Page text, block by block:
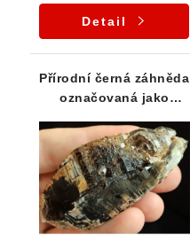
Detail
Přírodní černá záhněda
označovaná jako
krystal